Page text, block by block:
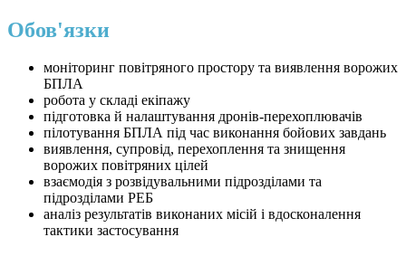
Обов'язки
моніторинг повітряного простору та виявлення ворожих
БПЛА
робота у складі екіпажу
підготовка й налаштування дронів-перехоплювачів
пілотування БПЛА під час виконання бойових завдань
виявлення, супровід, перехоплення та знищення
ворожих повітряних цілей
взаємодія з розвідувальними підрозділами та
підрозділами РЕБ
аналіз результатів виконаних місій і вдосконалення
тактики застосування